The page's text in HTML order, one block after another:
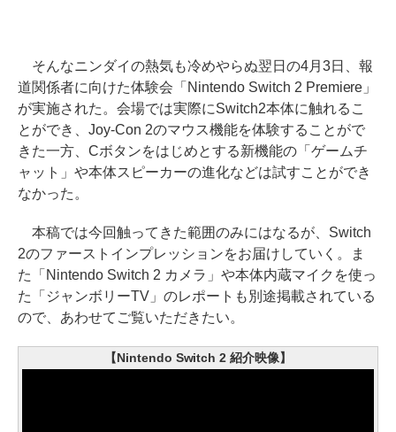
そんなニンダイの熱気も冷めやらぬ翌日の4月3日、報
道関係者に向けた体験会「Nintendo Switch 2 Premiere」
が実施された。会場では実際にSwitch2本体に触れるこ
とができ、Joy-Con 2のマウス機能を体験することがで
きた一方、Cボタンをはじめとする新機能の「ゲームチ
ャット」や本体スピーカーの進化などは試すことができ
なかった。
本稿では今回触ってきた範囲のみにはなるが、Switch
2のファーストインプレッションをお届けしていく。ま
た「Nintendo Switch 2 カメラ」や本体内蔵マイクを使っ
た「ジャンボリーTV」のレポートも別途掲載されている
ので、あわせてご覧いただきたい。
【Nintendo Switch 2 紹介映像】